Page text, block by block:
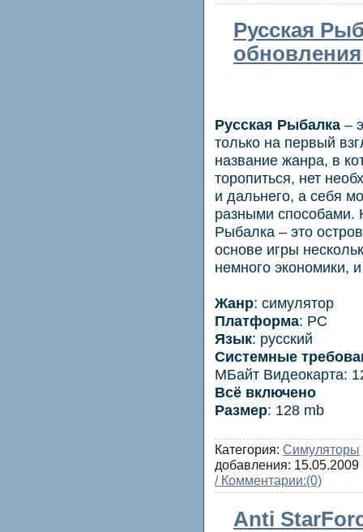
Русская
Русская Рыбалка –
только на первый
название жанра, в
торопиться, нет
и дальнего, а себя
разными способами.
Рыбалка – это
основе игры
немного экономики,
Жанр: симулятор
Платформа: PC
Язык: русский
Cистемные
МБайт Видеокарта:
Всё включено
Размер: 128 mb
Категория: Симуляторы
добавления: 15.05.2009
/ Комментарии:(0)
Anti